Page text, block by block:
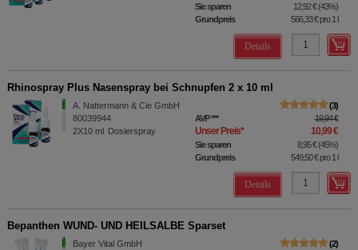
Sie sparen 12,92 €(43%)
Grundpreis
566,33 €pro 1 l
Details
Rhinospray Plus Nasenspray bei Schnupfen 2 x 10 ml
A. Nattermann & Cie GmbH
80039944
2X10 ml Dosierspray
3
AVP*** 19,94 €
Unser Preis* 10,99 €
Sie sparen 8,95 €(45%)
Grundpreis
549,50 €pro 1 l
Details
Bepanthen WUND- UND HEILSALBE Sparset
Bayer Vital GmbH
2